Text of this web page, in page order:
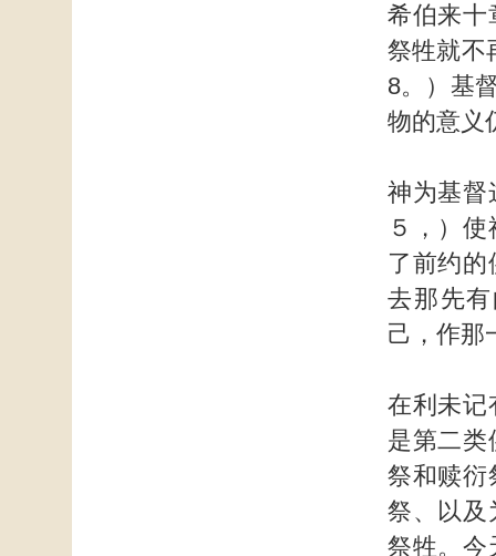
希伯来十
祭牲就不
8。）基
物的意义
神为基督
５，）
了前约
去那先
己，作那
在利未记
是第二类
祭和赎衍
祭、以及
祭牲。今